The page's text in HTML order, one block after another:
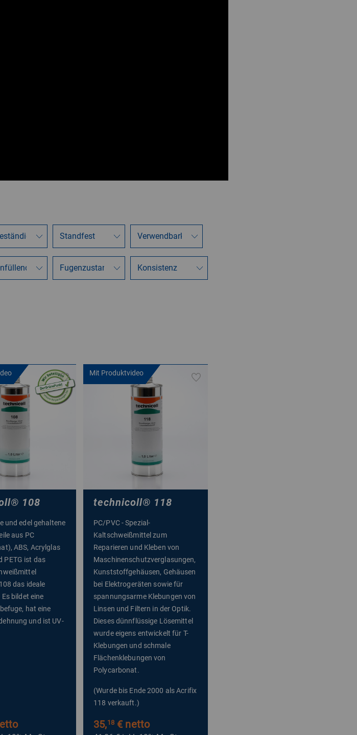
® 108
und edel gehaltene
aus PC
ABS, Acrylglas
PETG ist das
108 das ideale
bildet eine
hat eine
und ist UV-
Mit Produktvideo
technicoll® 118
PC/PVC - Spezial-
Kaltschweißmittel zum
Reparieren und Kleben von
Maschinenschutzverglasungen,
Kunststoffgehäusen, Gehäusen
bei Elektrogeräten sowie für
spannungsarme Klebungen von
Linsen und Filtern in der Optik.
Dieses dünnflüssige Lösemittel
wurde eigens entwickelt für T-
Klebungen und schmale
Flächenklebungen von
Polycarbonat.
(Wurde bis Ende 2000 als Acrifix
118 verkauft.)
35,18€ netto